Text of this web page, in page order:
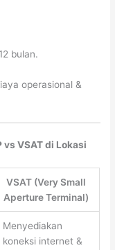
bulan.
operasional &
VSAT di Lokasi
VSAT (Very Small
Aperture Terminal)
Menyediakan
koneksi internet &